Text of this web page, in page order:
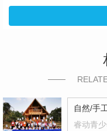
自然/手
睿动青